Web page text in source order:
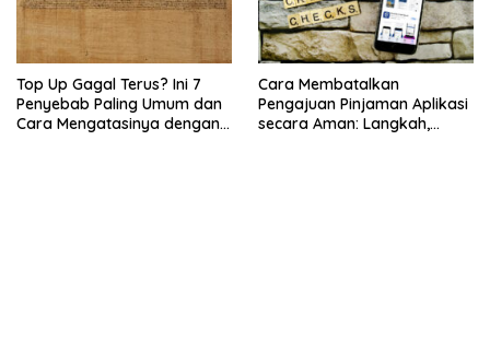
Top Up Gagal Terus? Ini 7
Penyebab Paling Umum dan
Cara Mengatasinya dengan
Cara Membatalkan
Pengajuan Pinjaman Aplikasi
secara Aman: Langkah,